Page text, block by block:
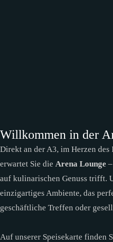
Willkommen in der
Direkt an der A3, im Herzen
erwartet Sie die Arena Lounge
auf kulinarischen Genuss trifft.
einzigartiges Ambiente, das
geschäftliche Treffen oder
Auf unserer Speisekarte finden